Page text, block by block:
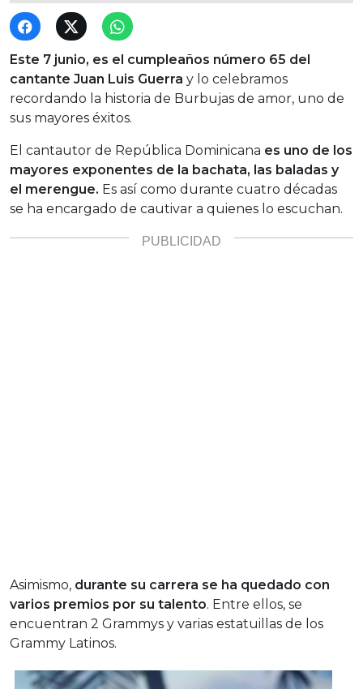
Este 7 junio, es el cumpleaños número 65 del
cantante Juan Luis Guerra y lo celebramos
recordando la historia de Burbujas de amor, uno de
sus mayores éxitos.
El cantautor de República Dominicana es uno de los
mayores exponentes de la bachata, las baladas y
el merengue. Es así como durante cuatro décadas
se ha encargado de cautivar a quienes lo escuchan.
Asimismo, durante su carrera se ha quedado con
varios premios por su talento. Entre ellos, se
encuentran 2 Grammys y varias estatuillas de los
Grammy Latinos.